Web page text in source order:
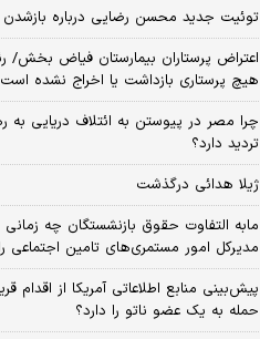
توئیت جدید محسن رضایی درباره بازشدن
اعتراض پرستاران بیمارستان فیاض بخش/
هیچ پرستاری بازداشت یا اخراج نشده است
چرا مصر در پیوستن به ائتلاف دریایی به
تردید دارد؟
ژیلا هدائی درگذشت
مابه التفاوت حقوق بازنشستگان چه
مدیرکل امور مستمری‌های تامین اجتماعی
پیش‌بینی منابع اطلاعاتی آمریکا از
حمله به یک عضو ناتو را دارد؟